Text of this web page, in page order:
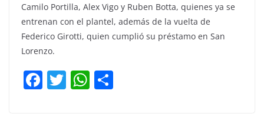
Camilo Portilla, Alex Vigo y Ruben Botta, quienes ya se
entrenan con el plantel, además de la vuelta de
Federico Girotti, quien cumplió su préstamo en San
Lorenzo.
F
a
T
w
W
h